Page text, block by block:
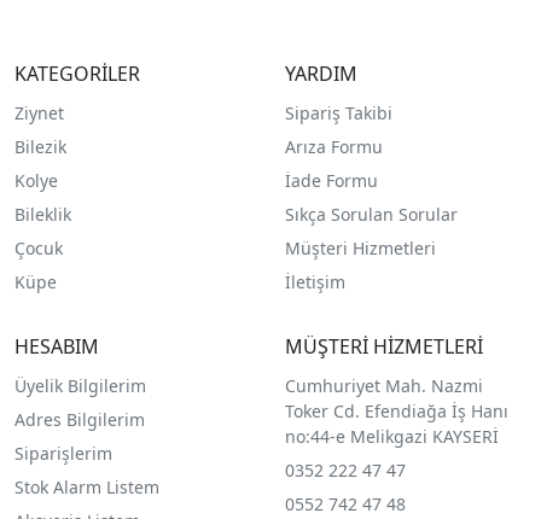
KATEGORİLER
Ziynet
Bilezik
Kolye
Bileklik
Çocuk
Küpe
YARDIM
Sipariş Takibi
Arıza Formu
İade Formu
Sıkça Sorulan Sorular
Müşteri Hizmetleri
İletişim
HESABIM
Üyelik Bilgilerim
Adres Bilgilerim
Siparişlerim
Stok Alarm Listem
MÜŞTERİ HİZMETLERİ
Cumhuriyet Mah. Nazmi
Toker Cd. Efendiağa İş Hanı
no:44-e Melikgazi KAYSERİ
0352 222 47 47
0552 742 47 48